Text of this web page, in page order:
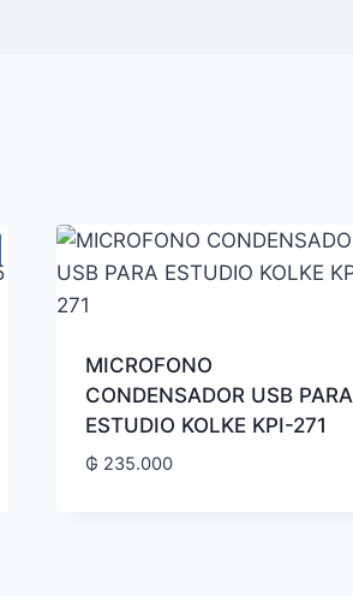
MICROFONO
CONDENSADOR USB PARA
ESTUDIO KOLKE KPI-271
₲ 235.000